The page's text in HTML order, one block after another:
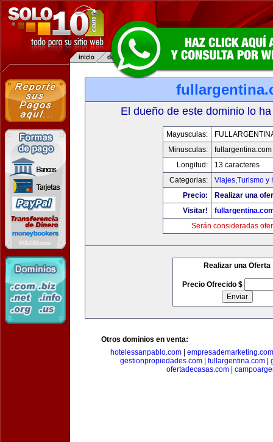
El dueño de este dominio lo
Mayusculas:
Minusculas:
fullargentina.com
Longitud:
13 caracteres
Categorias:
Viajes,Turismo y
Precio:
Realizar una
Visitar!
Serán consideradas
Realizar una Oferta
Precio Ofrecido $
Otros dominios en venta:
hotelessanpablo.com| empresademarketing.com
gestionpropiedades.com
fullargentina.com
ofertadecasas.com|